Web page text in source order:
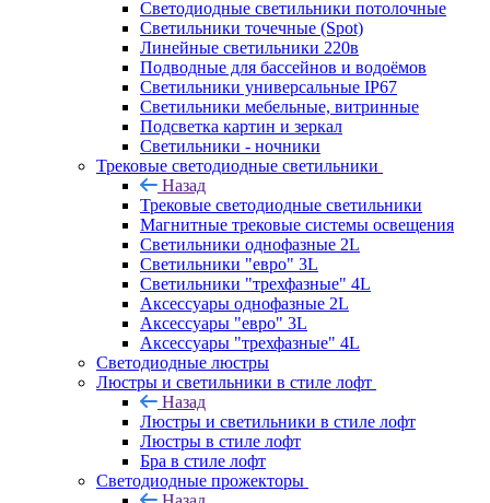
Светодиодные светильники потолочные
Светильники точечные (Spot)
Линейные светильники 220в
Подводные для бассейнов и водоёмов
Светильники универсальные IP67
Светильники мебельные, витринные
Подсветка картин и зеркал
Светильники - ночники
Трековые светодиодные светильники
Назад
Трековые светодиодные светильники
Магнитные трековые системы освещения
Светильники однофазные 2L
Светильники "евро" 3L
Светильники "трехфазные" 4L
Аксессуары однофазные 2L
Аксессуары "евро" 3L
Аксессуары "трехфазные" 4L
Светодиодные люстры
Люстры и светильники в стиле лофт
Назад
Люстры и светильники в стиле лофт
Люстры в стиле лофт
Бра в стиле лофт
Светодиодные прожекторы